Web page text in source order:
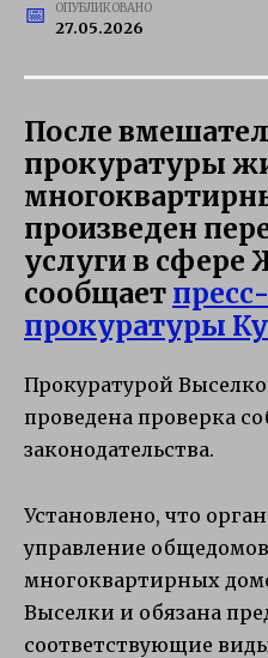
ОПУБЛИКОВАНО
27.05.2026
После
прокуратуры
произведен
услуги в
сообщает
прокуратуры
Прокуратурой
проведена проверка
законодательства.
Установлено, что
управление
многоквартирных
Выселки и обязана
соответствующие